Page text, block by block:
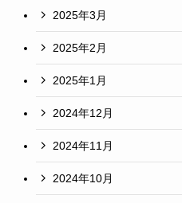
2025年3月
2025年2月
2025年1月
2024年12月
2024年11月
2024年10月